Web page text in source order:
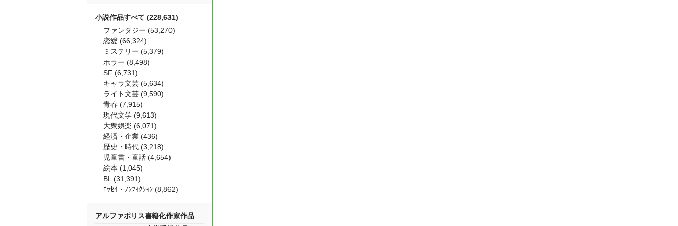
小説作品すべて (228,631)
ファンタジー (53,270)
恋愛 (66,324)
ミステリー (5,379)
ホラー (8,498)
SF (6,731)
キャラ文芸 (5,634)
ライト文芸 (9,590)
青春 (7,915)
現代文学 (9,613)
大衆娯楽 (6,071)
経済・企業 (436)
歴史・時代 (3,218)
児童書・童話 (4,654)
絵本 (1,045)
BL (31,391)
ｴｯｾｲ・ﾉﾝﾌｨｸｼｮﾝ (8,862)
アルファポリス書籍化作家作品